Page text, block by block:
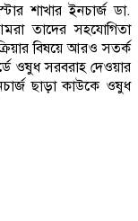
শাখার ইনচার্জ ডা.
তাদের সহযোগিতা
বিষয়ে আরও সতর্ক
ওষুধ সরবরাহ দেওয়ার
ছাড়া কাউকে ওষুধ